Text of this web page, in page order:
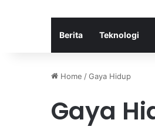
Berita Teknologi
Home /Gaya Hidup
Gaya